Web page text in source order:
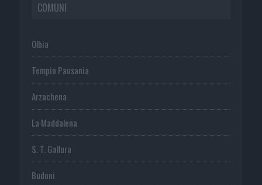
COMUNI
Olbia
Tempio Pausania
Arzachena
La Maddalena
S. T. Gallura
Budoni